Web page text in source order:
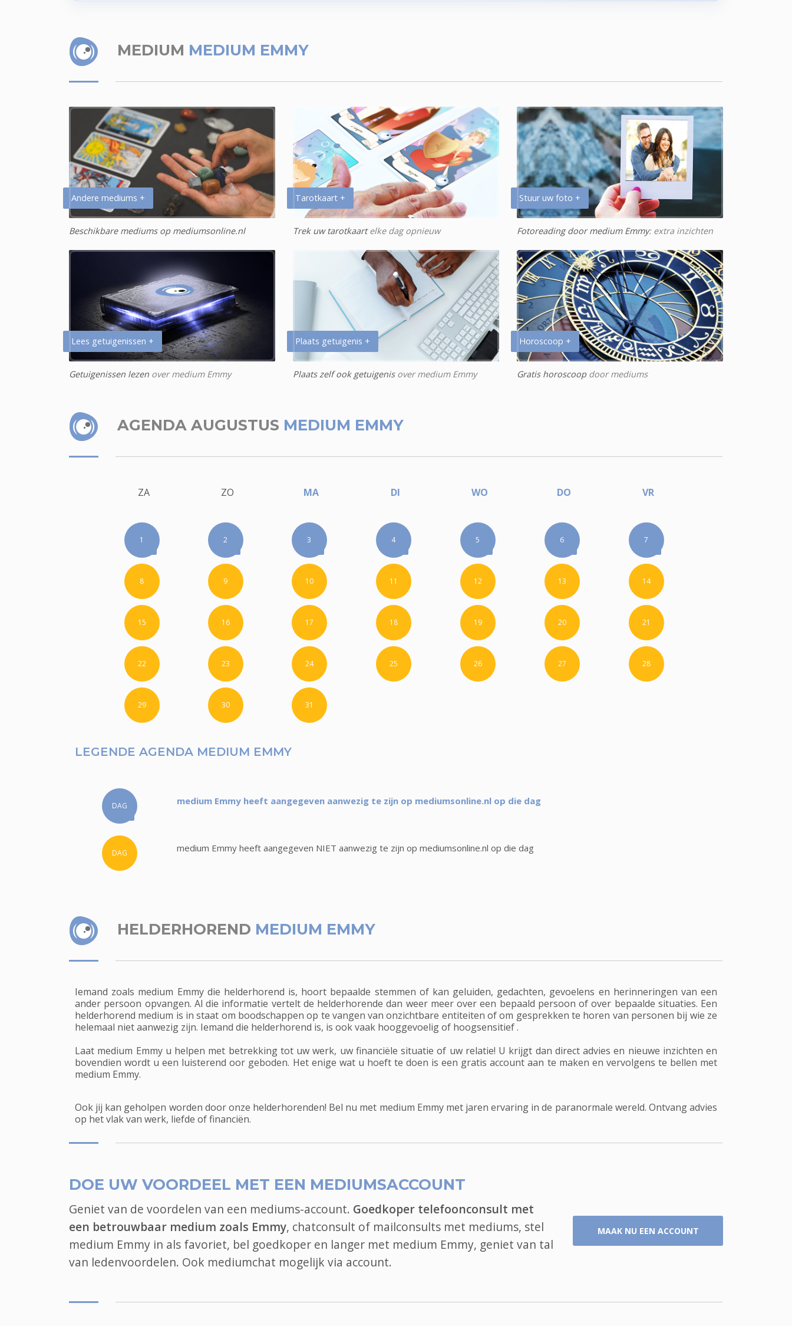
MEDIUM MEDIUM EMMY
Andere mediums +
Beschikbare mediums op mediumsonline.nl
Tarotkaart +
Trek uw tarotkaartelke dag opnieuw
Stuur uw foto +
Fotoreading door medium Emmy: extra inzichten
Lees getuigenissen +
Getuigenissen lezen over medium Emmy
Plaats getuigenis +
Plaats zelf ook getuigenisover medium Emmy
Horoscoop +
Gratis horoscoopdoor mediums
AGENDA AUGUSTUS MEDIUM EMMY
ZA ZO MA DI WO DO VR
1 2 3 4 5 6 7
8 9 10 11 12 13 14
15 16 17 18 19 20 21
22 23 24 25 26 27 28
29 30 31
LEGENDE AGENDA MEDIUM EMMY
DAG medium Emmy heeft aangegeven aanwezig te zijn op mediumsonline.nl op die dag
DAG medium Emmy heeft aangegeven NIET aanwezig te zijn op mediumsonline.nl op die dag
HELDERHOREND MEDIUM EMMY
Iemand zoals medium Emmy die helderhorend is, hoort bepaalde stemmen of kan geluiden, gedachten, gevoelens en herinneringen van een
ander persoon opvangen. Al die informatie vertelt de helderhorende dan weer meer over een bepaald persoon of over bepaalde situaties. Een
helderhorend medium is in staat om boodschappen op te vangen van onzichtbare entiteiten of om gesprekken te horen van personen bij wie ze
helemaal niet aanwezig zijn. Iemand die helderhorend is, is ook vaak hooggevoelig of hoogsensitief .
Laat medium Emmy u helpen met betrekking tot uw werk, uw financiële situatie of uw relatie! U krijgt dan direct advies en nieuwe inzichten en
bovendien wordt u een luisterend oor geboden. Het enige wat u hoeft te doen is een gratis account aan te maken en vervolgens te bellen met
medium Emmy.
Ook jij kan geholpen worden door onze helderhorenden! Bel nu met medium Emmy met jaren ervaring in de paranormale wereld. Ontvang advies
op het vlak van werk, liefde of financiën.
DOE UW VOORDEEL MET EEN MEDIUMSACCOUNT
Geniet van de voordelen van een mediums-account. Goedkoper telefoonconsult met
een betrouwbaar medium zoals Emmy, chatconsult of mailconsults met mediums, stel
medium Emmy in als favoriet, bel goedkoper en langer met medium Emmy, geniet van tal
van ledenvoordelen. Ook mediumchat mogelijk via account.
MAAK NU EEN ACCOUNT